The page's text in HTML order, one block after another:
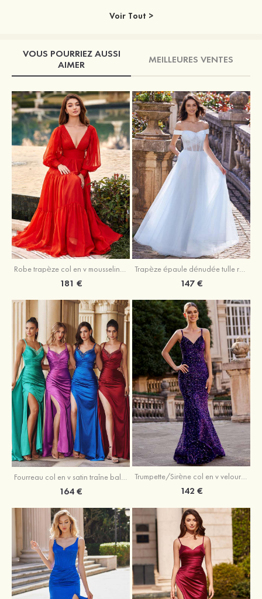
Voir Tout >
VOUS POURRIEZ AUSSI
AIMER
MEILLEURES VENTES
181 € 147 €
Fourreau col en v satin traîne balayage robe de bal
164 €
Trumpette/Sirène col en v velours paillettes traîne balayage robe de bal
142 €